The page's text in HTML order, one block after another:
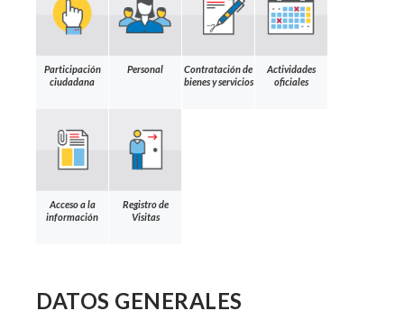
Participación
ciudadana
Personal
Contratación de
bienes y servicios
Actividades
oficiales
Acceso a la
información
Registro de
Visitas
DATOS GENERALES